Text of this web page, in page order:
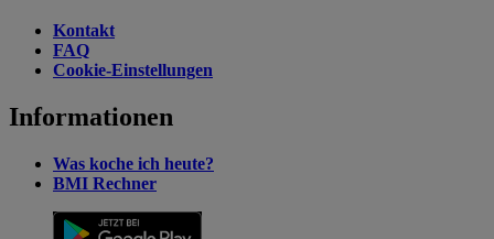
Kontakt
FAQ
Cookie-Einstellungen
Informationen
Was koche ich heute?
BMI Rechner